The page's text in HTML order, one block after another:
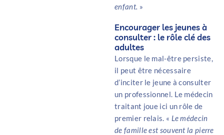
enfant. »
Encourager les jeunes à
consulter : le rôle clé des
adultes
Lorsque le mal-être persiste,
il peut être nécessaire
d’inciter le jeune à consulter
un professionnel. Le médecin
traitant joue ici un rôle de
premier relais. « Le médecin
de famille est souvent la pierre